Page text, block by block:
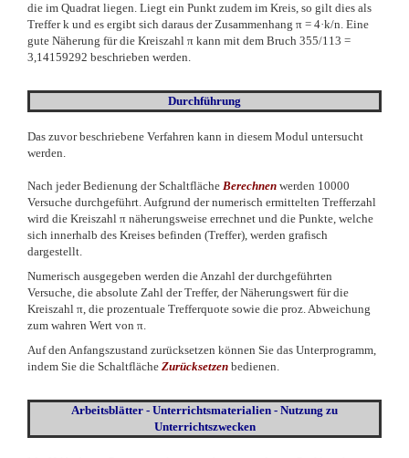
die im Quadrat liegen. Liegt ein Punkt zudem im Kreis, so gilt dies als
Treffer k und es ergibt sich daraus der Zusammenhang π = 4·k/n. Eine
gute Näherung für die Kreiszahl π kann mit dem Bruch 355/113 =
3,14159292 beschrieben werden.
Durchführung
Das zuvor beschriebene Verfahren kann in diesem Modul untersucht
werden.
Nach jeder Bedienung der Schaltfläche Berechnen werden 10000
Versuche durchgeführt. Aufgrund der numerisch ermittelten Trefferzahl
wird die Kreiszahl π näherungsweise errechnet und die Punkte, welche
sich innerhalb des Kreises befinden (Treffer), werden grafisch
dargestellt.
Numerisch ausgegeben werden die Anzahl der durchgeführten
Versuche, die absolute Zahl der Treffer, der Näherungswert für die
Kreiszahl π, die prozentuale Trefferquote sowie die proz. Abweichung
zum wahren Wert von π.
Auf den Anfangszustand zurücksetzen können Sie das Unterprogramm,
indem Sie die Schaltfläche Zurücksetzen bedienen.
Arbeitsblätter - Unterrichtsmaterialien - Nutzung zu
Unterrichtszwecken